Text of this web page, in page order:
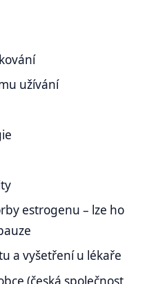
užívání
estrogenu – lze ho
a vyšetření u lékaře
(česká společnost